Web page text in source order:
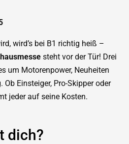
wird’s bei B1 richtig heiß –
steht vor der Tür! Drei
um Motorenpower, Neuheiten
Einsteiger, Pro-Skipper oder
jeder auf seine Kosten.
dich?